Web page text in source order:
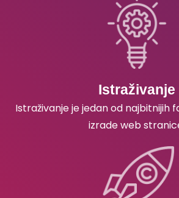
Istraživanje
Istraživanje je jedan od najbitnijih
izrade web